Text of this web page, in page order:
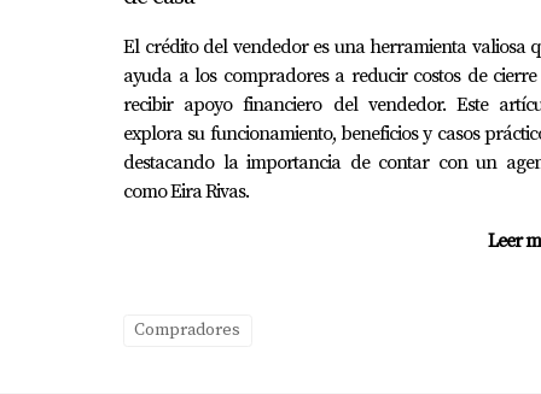
¿Cuánto cuesta construir una casa
El costo puede variar dependiendo del
propiedad nueva.
¿Es necesario obtener permisos
El crédito del vendedor es una herramienta valiosa
ayuda a los compradores a reducir costos de
recibir apoyo financiero del vendedor. Este
explora su funcionamiento, beneficios y casos
destacando la importancia de contar con un
como Eira Rivas.
Leer
Compradores